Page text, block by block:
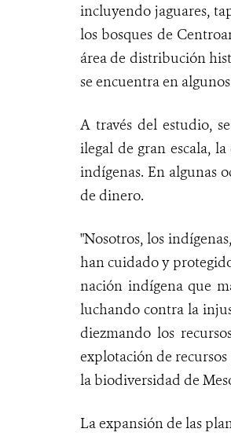
incluyendo jaguares,
los bosques de
área de distribución
se encuentra en
A través del estudio,
ilegal de gran escala,
indígenas. En algunas
de dinero.
"Nosotros, los
han cuidado y
nación indígena que
luchando contra la
diezmando los
explotación de
la biodiversidad de
La expansión de las